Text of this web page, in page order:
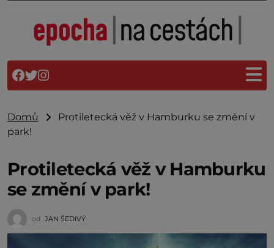
Domů
Protiletecká věž v Hamburku se změní v
park!
Protiletecká věž v Hamburku
se změní v park!
od JAN ŠEDIVÝ